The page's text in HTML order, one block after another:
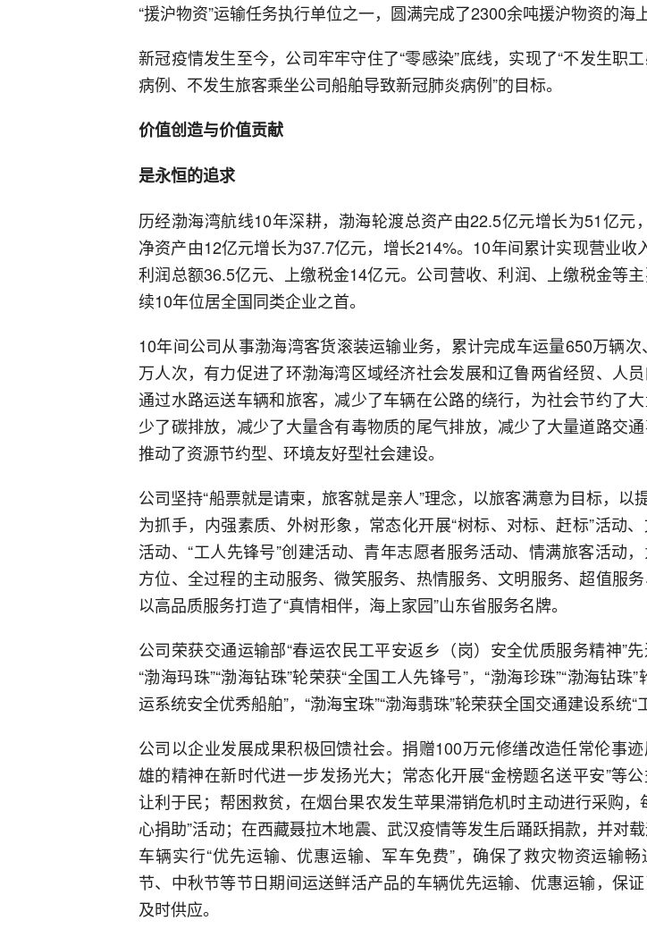
“援沪物资”运输任务执行单位之一，圆满完成了2300余吨援沪物资的海
新冠疫情发生至今，公司牢牢守住了“零感染”底线，实现了“不发生职
病例、不发生旅客乘坐公司船舶导致新冠肺炎病例”的目标。
价值创造与价值贡献
是永恒的追求
历经渤海湾航线10年深耕，渤海轮渡总资产由22.5亿元增长为51亿元
净资产由12亿元增长为37.7亿元，增长214%。10年间累计实现营业收
利润总额36.5亿元、上缴税金14亿元。公司营收、利润、上缴税金等
续10年位居全国同类企业之首。
10年间公司从事渤海湾客货滚装运输业务，累计完成车运量650万辆次
万人次，有力促进了环渤海湾区域经济社会发展和辽鲁两省经贸、人员
通过水路运送车辆和旅客，减少了车辆在公路的绕行，为社会节约了
少了碳排放，减少了大量含有毒物质的尾气排放，减少了大量道路交通
推动了资源节约型、环境友好型社会建设。
公司坚持“船票就是请柬，旅客就是亲人”理念，以旅客满意为目标，以
为抓手，内强素质、外树形象，常态化开展“树标、对标、赶标”活动
活动、“工人先锋号”创建活动、青年志愿者服务活动、情满旅客活动
方位、全过程的主动服务、微笑服务、热情服务、文明服务、超值服务
以高品质服务打造了“真情相伴，海上家园”山东省服务名牌。
公司荣获交通运输部“春运农民工平安返乡（岗）安全优质服务精神”先
“渤海玛珠”“渤海钻珠”轮荣获“全国工人先锋号”，“渤海珍珠”“渤海钻珠
运系统安全优秀船舶”，“渤海宝珠”“渤海翡珠”轮荣获全国交通建设系统“
公司以企业发展成果积极回馈社会。捐赠100万元修缮改造任常伦事
雄的精神在新时代进一步发扬光大；常态化开展“金榜题名送平安”等公
让利于民；帮困救贫，在烟台果农发生苹果滞销危机时主动进行采购，
心捐助”活动；在西藏聂拉木地震、武汉疫情等发生后踊跃捐款，并对
车辆实行“优先运输、优惠运输、军车免费”，确保了救灾物资运输
节、中秋节等节日期间运送鲜活产品的车辆优先运输、优惠运输，保
及时供应。